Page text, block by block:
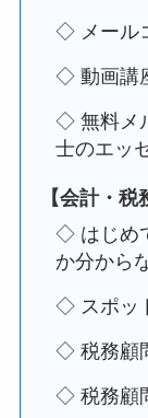
◇ メール
◇ 動画講
◇ 無料メ
士のエッ
【会計・税
◇ はじめ
か分から
◇ スポッ
◇ 税務顧
◇ 税務顧